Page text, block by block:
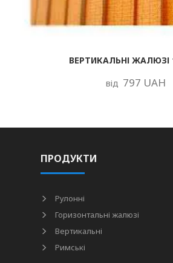
ВЕРТИКАЛЬНІ ЖАЛЮЗІ
від 797 UAH
ПРОДУКТИ
Рулонні
Горизонтальні жалюзі
Вертикальні
Римські